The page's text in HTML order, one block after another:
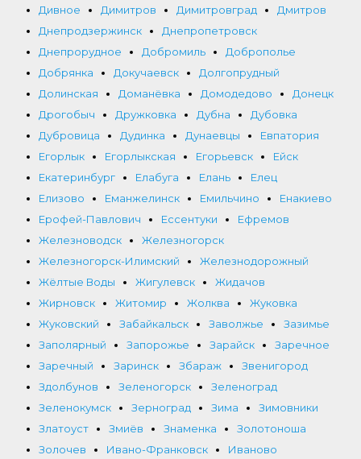
Дивное Димитров Димитровград
Дмитров
Днепродзержинск
Днепропетровск
Днепрорудное
Добромиль
Доброполье
Добрянка
Докучаевск
Долгопрудный
Долинская
Доманёвка Домодедово
Донецк
Дрогобыч
Дружковка Дубна
Дубовка
Дубровица
Дудинка Дунаевцы
Евпатория
Егорлык
Егорлыкская Егорьевск
Ейск
Екатеринбург
Елабуга Елань
Елец
Елизово
Еманжелинск Емильчино
Енакиево
Ерофей-Павлович
Ессентуки
Ефремов
Железноводск
Железногорск
Железногорск-Илимский
Железнодорожный
Жёлтые Воды
Жигулевск
Жидачов
Жирновск
Житомир Жолква
Жуковка
Жуковский
Забайкальск Заволжье
Зазимье
Заполярный
Запорожье Зарайск
Заречное
Заречный
Заринск Збараж
Звенигород
Здолбунов
Зеленогорск
Зеленоград
Зеленокумск
Зерноград Зима
Зимовники
Златоуст
Змиёв Знаменка
Золотоноша
Золочев
Ивано-Франковск
Иваново